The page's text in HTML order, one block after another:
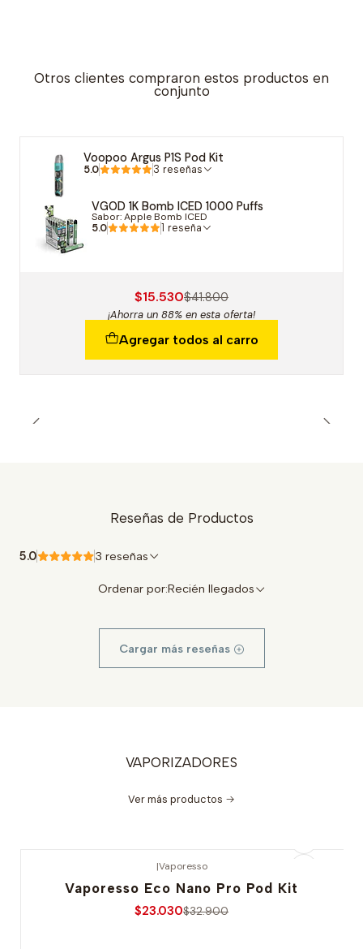
Otros clientes compraron estos productos en
conjunto
Voopoo Argus P1S Pod Kit
5.0 3 reseñas
VGOD 1K Bomb ICED 1000 Puffs
Sabor: Apple Bomb ICED
5.0 1 reseña
$15.530$41.800
¡Ahorra un 88% en esta oferta!
Agregar todos al carro
Reseñas de Productos
5.0 3 reseñas
Ordenar por:Recién llegados
Cargar más reseñas
VAPORIZADORES
Ver más productos
|Vaporesso
Vaporesso Eco Nano Pro Pod Kit
$23.030$32.900